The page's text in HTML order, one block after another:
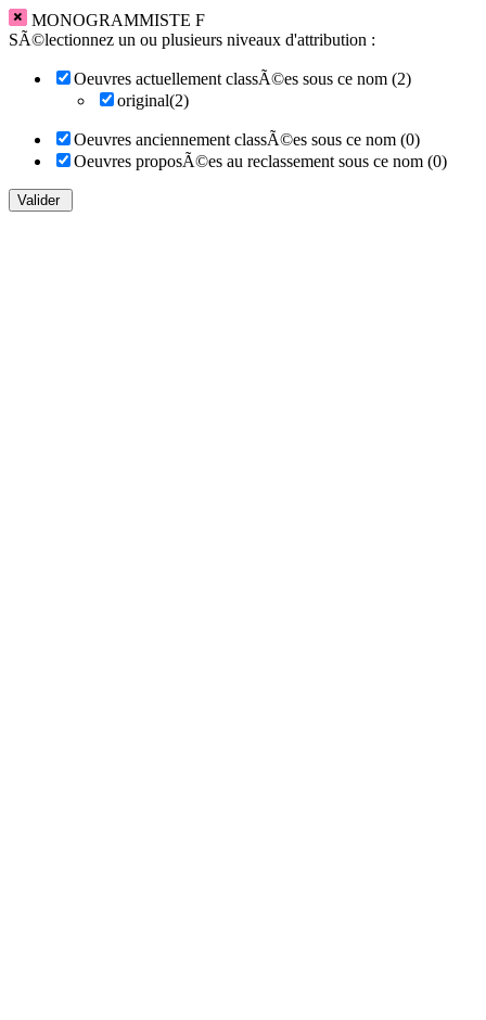
MONOGRAMMISTE F
SÃ©lectionnez un ou plusieurs niveaux d'attribution :
Oeuvres actuellement classÃ©es sous ce nom (2)
original(2)
Oeuvres anciennement classÃ©es sous ce nom (0)
Oeuvres proposÃ©es au reclassement sous ce nom (0)
Valider